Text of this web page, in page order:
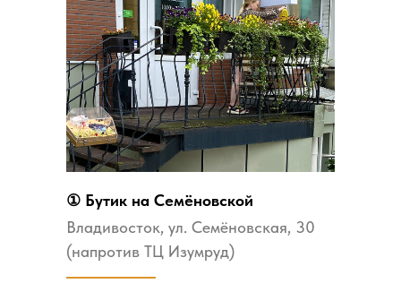
① Бутик на Семёновской
Владивосток, ул. Семёновская, 30
(напротив ТЦ Изумруд)